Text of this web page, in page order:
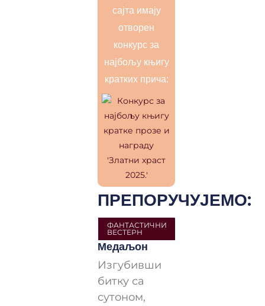
сајта имају
отворен
конкурс за
најбољу књигу
кратких прича:
ПРЕПОРУЧУЈЕМО:
ФАНТАСТИЧНИ
ВЕСТЕРН
Медаљон
Изгубивши
битку са
сутоном,